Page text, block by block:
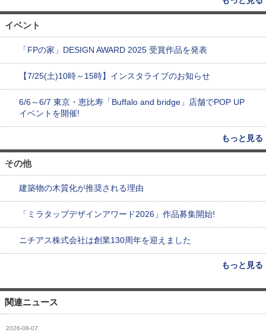
イベント
「FPの家」DESIGN AWARD 2025 受賞作品を発表
【7/25(土)10時～15時】インスタライブのお知らせ
6/6～6/7 東京・恵比寿「Buffalo and bridge」店舗でPOP UP
イベントを開催!
もっと見る
その他
建築物の木質化が推奨される理由
「ミラタップデザインアワード2026」作品募集開始!
ニチアス株式会社は創業130周年を迎えました
もっと見る
関連ニュース
2026-08-07